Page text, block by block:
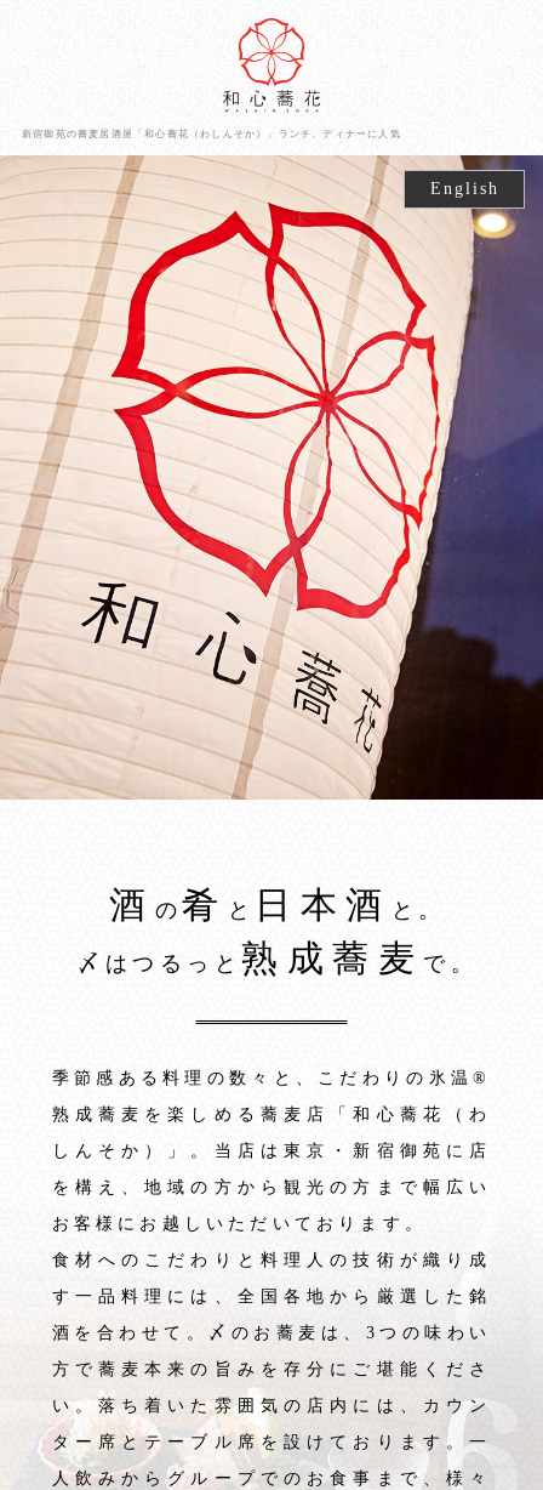
新宿御苑の蕎麦居酒屋「和心蕎花（わしんそか）」ランチ、ディナーに人気
English
酒 の肴 と 日本酒 と。
〆はつるっと 熟成蕎麦 で。
季節感ある料理の数々と、こだわりの氷温®
熟成蕎麦を楽しめる蕎麦店「和心蕎花（わ
しんそか）」。当店は東京・新宿御苑に店
を構え、地域の方から観光の方まで幅広い
お客様にお越しいただいております。
食材へのこだわりと料理人の技術が織り成
す一品料理には、全国各地から厳選した銘
酒を合わせて。〆のお蕎麦は、3つの味わい
方で蕎麦本来の旨みを存分にご堪能くださ
い。落ち着いた雰囲気の店内には、カウン
ター席とテーブル席を設けております。一
人飲みからグループでのお食事まで、様々